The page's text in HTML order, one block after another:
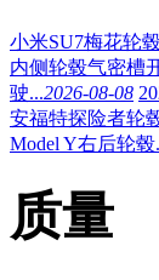
小米SU7梅花轮
内侧轮毂气密槽
驶...2026-08-08
安福特探险者轮
Model Y右后轮毂
质量